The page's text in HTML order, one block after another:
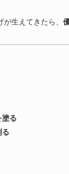
が生えてきたら、
る
る